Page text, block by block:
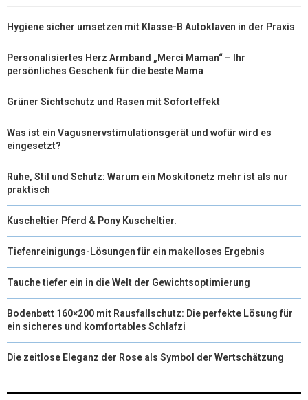
T
E
)
O
K
E
S
I
N
Hygiene sicher umsetzen mit Klasse-B Autoklaven in der Praxis
Personalisiertes Herz Armband „Merci Maman“ – Ihr
persönliches Geschenk für die beste Mama
Grüner Sichtschutz und Rasen mit Soforteffekt
Was ist ein Vagusnervstimulationsgerät und wofür wird es
eingesetzt?
Ruhe, Stil und Schutz: Warum ein Moskitonetz mehr ist als nur
praktisch
Kuscheltier Pferd & Pony Kuscheltier.
Tiefenreinigungs-Lösungen für ein makelloses Ergebnis
Tauche tiefer ein in die Welt der Gewichtsoptimierung
Bodenbett 160×200 mit Rausfallschutz: Die perfekte Lösung für
ein sicheres und komfortables Schlafzi
Die zeitlose Eleganz der Rose als Symbol der Wertschätzung